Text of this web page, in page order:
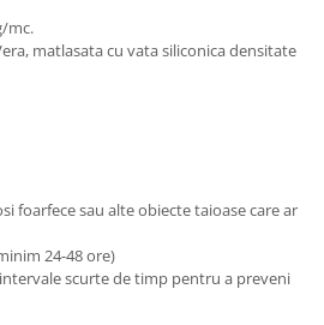
mc.
matlasata cu vata siliconica densitate
foarfece sau alte obiecte taioase care ar
24-48 ore)
scurte de timp pentru a preveni